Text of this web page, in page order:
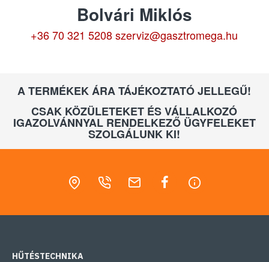
Bolvári Miklós
+36 70 321 5208 szerviz@gasztromega.hu
A TERMÉKEK ÁRA TÁJÉKOZTATÓ JELLEGŰ!
CSAK KÖZÜLETEKET ÉS VÁLLALKOZÓ
IGAZOLVÁNNYAL RENDELKEZŐ ÜGYFELEKET
SZOLGÁLUNK KI!
HŰTÉSTECHNIKA